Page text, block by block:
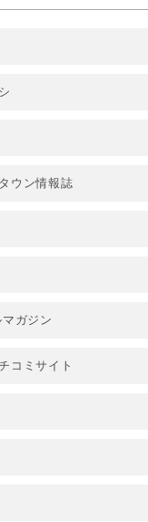
ウン情報誌
ガジン
コミサイト